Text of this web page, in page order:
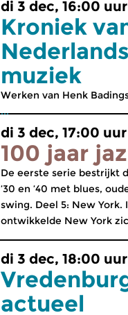
di 3 dec, 16:00 uur
Kroniek
muziek
Werken van Henk
...
di 3 dec, 17:00 uur
100 jaar
De eerste serie bestrijkt
’30 en ’40 met blues,
swing. Deel 5: New York.
ontwikkelde New York
di 3 dec, 18:00 uur
actueel